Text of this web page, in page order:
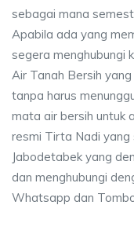
sebagai mana
Apabila ada yang
segera menghubungi
Air Tanah Bersih
tanpa harus
mata air bersih untuk
resmi Tirta Nadi yang
Jabodetabek yang
dan menghubungi
Whatsapp dan